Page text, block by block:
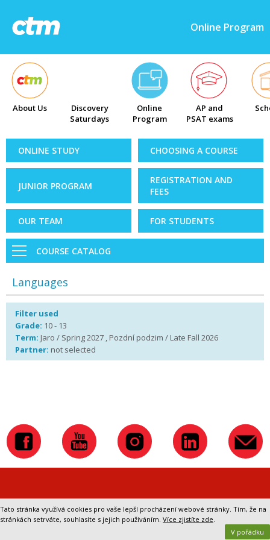
Online Program
About Us
Discovery
Saturdays
Online
Program
AP and
PSAT exams
ONLINE STUDY CHOOSING A COURSE
JUNIOR PROGRAM
REGISTRATION AND
FEES
OUR TEAM FOR STUDENTS
COURSE CATALOG
Languages
Filter used
Grade: 10 - 13
Term: Jaro / Spring 2027 , Pozdní podzim / Late Fall 2026
Partner: not selected
Přepnout na klasickou verzi webu
Tato stránka využívá cookies pro vaše lepší procházení webové stránky. Tím, že na
stránkách setrváte, souhlasíte s jejich používáním. Více zjistíte zde.
V pořádku